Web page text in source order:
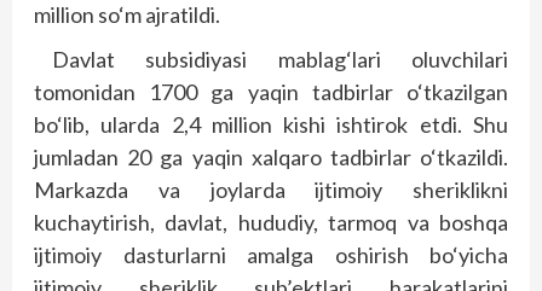
million so‘m ajratildi.
Davlat subsidiyasi mablag‘lari oluvchilari
tomonidan 1700 ga yaqin tadbirlar o‘tkazilgan
bo‘lib, ularda 2,4 million kishi ishtirok etdi. Shu
jumladan 20 ga yaqin xalqaro tadbirlar o‘tkazildi.
Markazda va joylarda ijtimoiy sheriklikni
kuchaytirish, davlat, hududiy, tarmoq va boshqa
ijtimoiy dasturlarni amalga oshirish bo‘yicha